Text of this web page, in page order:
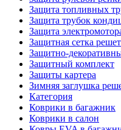
Защита топливных
Защита трубок
Защита
Защитная сетка
Защитно-
Защитный комплект
Защиты картера
Зимняя заглушка
Категория
Коврики в багажник
Коврики в салон